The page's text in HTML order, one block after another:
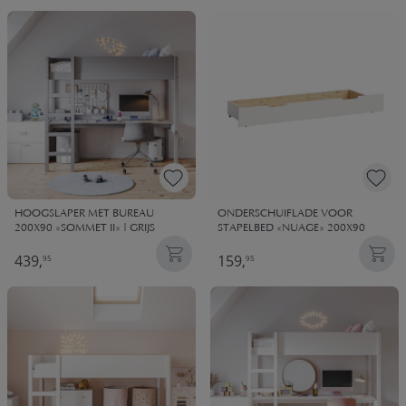
HOOGSLAPER MET BUREAU
200X90 «SOMMET II» | GRIJS
439,95
ONDERSCHUIFLADE VOOR
STAPELBED «NUAGE» 200X90
159,95